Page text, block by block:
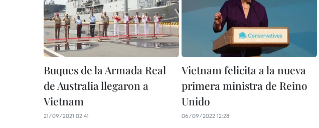
Buques de la Armada Real
de Australia llegaron a
Vietnam
21/09/2021 02:41
Vietnam felicita a la nueva
primera ministra de Reino
Unido
06/09/2022 12:28